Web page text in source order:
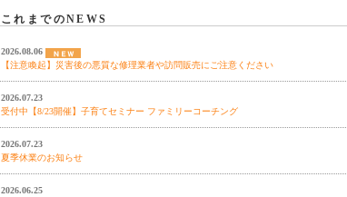
これまでのNEWS
2026.08.06
【注意喚起】災害後の悪質な修理業者や訪問販売にご注意ください
2026.07.23
受付中【8/23開催】子育てセミナー ファミリーコーチング
2026.07.23
夏季休業のお知らせ
2026.06.25